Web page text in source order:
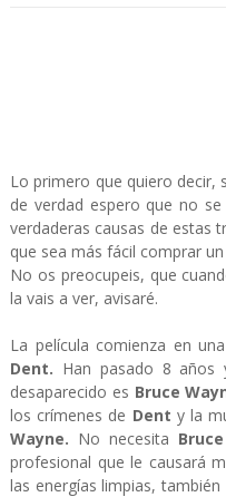
Lo primero que quiero
de verdad espero que no
verdaderas causas de estas
que sea más fácil comprar
No os preocupeis, que
la vais a ver, avisaré.
La película comienza en
Dent. Han pasado 8 años
desaparecido es Bruce
los crímenes de Dent y la
Wayne. No necesita Bruce
profesional que le causará
las energías limpias, también